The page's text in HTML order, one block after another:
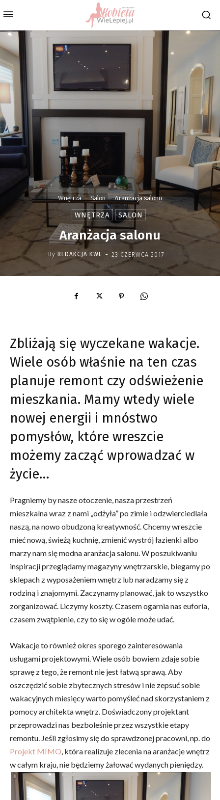
Wnętrza Salon Aranżacja salonu
WNĘTRZA SALON
Aranżacja salonu
By REDAKCJA KWL - 23 CZERWCA 2017
Zbliżają się wyczekane wakacje.
Wiele osób właśnie na ten czas
planuje remont czy odświeżenie
mieszkania. Mamy wtedy wiele
nowej energii i mnóstwo
pomysłów, które wreszcie
możemy zacząć wprowadzać w
życie…
Pragniemy by nasze otoczenie, nasza przestrzeń
mieszkalna wraz z nami „odżyła” po zimie i odzwierciedlała
naszą, na nowo obudzoną kreatywność. Chcemy wreszcie
mieć nową, świeżą kuchnię, zmienić wystrój łazienki albo
marzy nam się modna aranżacja salonu. W poszukiwaniu
inspiracji przeglądamy magazyny wnętrzarskie, biegamy po
sklepach z wyposażeniem wnętrz lub naradzamy się z
rodziną i znajomymi. Zaczynamy planować, jak to wszystko
zorganizować. Liczymy koszty. Czasem ogarnia nas euforia,
czasem zwątpienie, czy to się w ogóle może udać.
Wakacje to również okres sporego zainteresowania
usługami projektowymi. Wiele osób bowiem zdaje sobie
sprawę z tego, że remont nie jest łatwą sprawą. Aby
oszczędzić sobie zbytecznych stresów i nie zepsuć sobie
wakacyjnych miesięcy warto pomyśleć nad skorzystaniem z
pomocy architekta wnętrz. Doświadczony projektant
przeprowadzi nas bezboleśnie przez wszystkie etapy
remontu. Jeśli zgłosimy się do sprawdzonej pracowni, np. do
Projekt MIMO , która realizuje zlecenia na aranżacje wnętrz
w całym kraju, nie będziemy żałować wydanych pieniędzy.